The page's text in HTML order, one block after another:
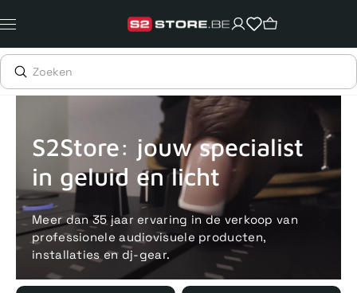
naar
content
Voor 15uur besteld, zelfde dag verstuurd Echte winkel +35
S2Store: jouw specialist
in geluid en licht
Meer dan 35 jaar ervaring in de verkoop van
professionele audiovisuele producten,
installaties en dj-gear.